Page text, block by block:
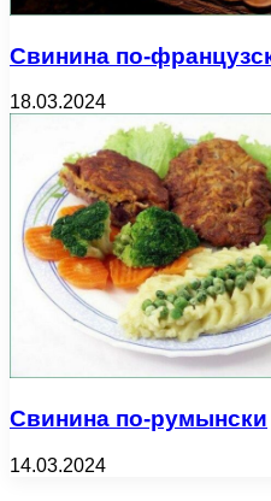
Свинина по-
18.03.2024
Свинина по-румынски
14.03.2024